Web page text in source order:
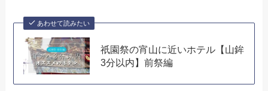
あわせて読みたい
祇園祭の宵山に近いホテル【山鉾
3分以内】前祭編